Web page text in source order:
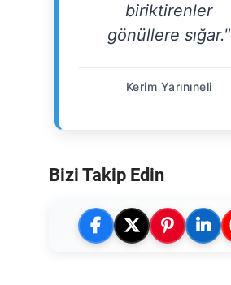
biriktirenler
gönüllere sığar."
Kerim Yarınıneli
Bizi Takip Edin